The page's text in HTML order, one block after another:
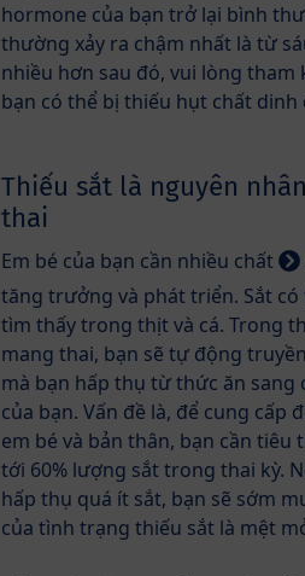
hormone của bạn trở lại bình
thường xảy ra chậm nhất là từ
nhiều hơn sau đó, vui lòng tham
bạn có thể bị thiếu hụt chất
Thiếu sắt là nguyên
thai
Em bé của bạn cần nhiều chất
tăng trưởng và phát triển. Sắt có
tìm thấy trong thịt và cá. Trong
mang thai, bạn sẽ tự động
mà bạn hấp thụ từ thức ăn sang
của bạn. Vấn đề là, để cung cấp
em bé và bản thân, bạn cần tiêu
tới 60% lượng sắt trong thai kỳ.
hấp thụ quá ít sắt, bạn sẽ sớm
của tình trạng thiếu sắt là mệt